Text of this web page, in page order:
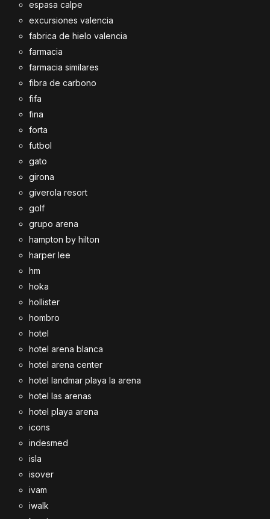
espasa calpe
excursiones valencia
fabrica de hielo valencia
farmacia
farmacia similares
fibra de carbono
fifa
fina
forta
futbol
gato
girona
giverola resort
golf
grupo arena
hampton by hilton
harper lee
hm
hoka
hollister
hombro
hotel
hotel arena blanca
hotel arena center
hotel landmar playa la arena
hotel las arenas
hotel playa arena
icons
indesmed
isla
isover
ivam
iwalk